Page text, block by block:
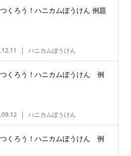
くろう！ハニカムぼうけん 例題
ハニカムぼうけん
くろう！ハニカムぼうけん 例
ハニカムぼうけん
くろう！ハニカムぼうけん 例